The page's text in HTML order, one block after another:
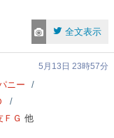
全文表示
5月13日 23時57分
ニー
ＦＧ 他